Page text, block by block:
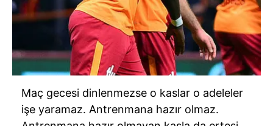
Maç gecesi dinlenmezse o kaslar o adeleler
işe yaramaz. Antrenmana hazır olmaz.